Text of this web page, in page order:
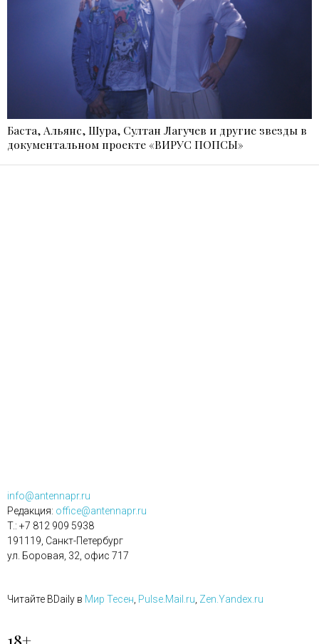
Баста, Альянс, Шура, Султан Лагучев и другие звезды в
документальном проекте «ВИРУС ПОПСЫ»
info@antennapr.ru
Редакция: office@antennapr.ru
T.: +7 812 909 5938
191119, Санкт-Петербург
ул. Боровая, 32, офис 717
Читайте BDaily в Мир Тесен, Pulse.Mail.ru, Zen.Yandex.ru